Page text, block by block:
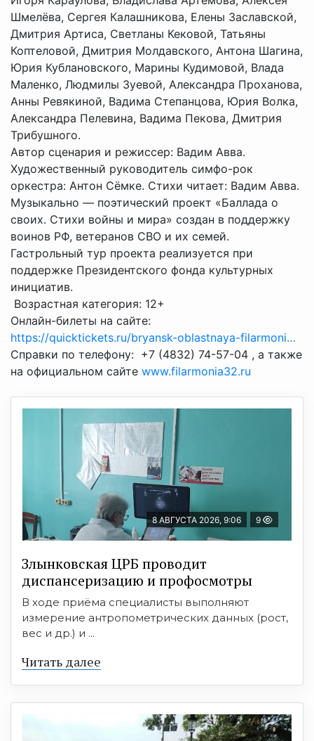
Шмелёва, Сергея Калашникова, Елены Заславской,
Дмитрия Артиса, Светланы Кековой, Татьяны
Коптеловой, Дмитрия Молдавского, Антона Шагина,
Юрия Кублановского, Марины Кудимовой, Влада
Маленко, Людмилы Зуевой, Александра Проханова,
Анны Ревякиной, Вадима Степанцова, Юрия Волка,
Александра Пелевина, Вадима Пекова, Дмитрия
Трибушного.
Автор сценария и режиссер: Вадим Авва.
Художественный руководитель симфо-рок
оркестра: Антон Сёмке. Стихи читает: Вадим Авва.
Музыкально — поэтический проект «Баллада о
своих. Стихи войны и мира» создан в поддержку
воинов РФ, ветеранов СВО и их семей.
Гастрольный тур проекта реализуется при
поддержке Президентского фонда культурных
инициатив.
Возрастная категория: 12+
Онлайн-билеты на сайте:
https://quicktickets.ru/bryansk-oblastnaya-filarmoni…
Справки по телефону: +7 (4832) 74-57-04 , а также
на официальном сайте www.filarmonia32.ru
8 АВГУСТА 2026, 9:06 9
Злынковская ЦРБ проводит
диспансеризацию и профосмотры
В ходе приёма специалисты выполняют
измерение антропометрических данных (рост,
вес и др.) и ...
Читать далее